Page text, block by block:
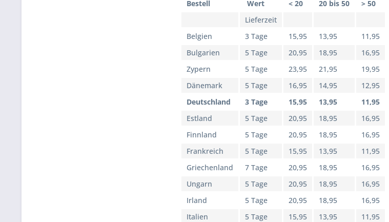
Bestell Wert < 20 20 bis 50
> 50
Lieferzeit
Belgien
3 Tage 15,95 13,95
11,95
Bulgarien
5 Tage 20,95 18,95
16,95
Zypern
5 Tage 23,95 21,95
19,95
Dänemark
5 Tage 16,95 14,95
12,95
Deutschland
3 Tage 15,95 13,95
11,95
Estland
5 Tage 20,95 18,95
16,95
Finnland
5 Tage 20,95 18,95
16,95
Frankreich
5 Tage 15,95 13,95
11,95
Griechenland
7 Tage 20,95 18,95
16,95
Ungarn
5 Tage 20,95 18,95
16,95
Irland
5 Tage 20,95 18,95
16,95
Italien
5 Tage 15,95 13,95
11,95